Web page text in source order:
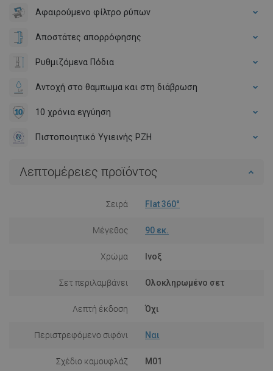
Αφαιρούμενο φίλτρο ρύπων
Αποστάτες απορρόφησης
Ρυθμιζόμενα Πόδια
Αντοχή στο θαμπωμα και στη διάβρωση
10 χρόνια εγγύηση
Πιστοποιητικό Υγιεινής PZH
Λεπτομέρειες προϊόντος
Σειρά Flat 360°
Μέγεθος 90 εκ.
Χρώμα Ινοξ
Σετ περιλαμβάνει Ολοκληρωμένο σετ
Λεπτή έκδοση Όχι
Περιστρεφόμενο σιφόνι Ναι
Σχέδιο καμουφλάζ M01